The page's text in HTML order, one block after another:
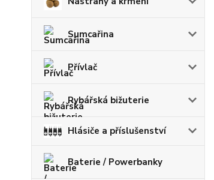
Sumcařina
Přívlač
Rybářská bižuterie
Hlásiče a příslušenství
Baterie / Powerbanky